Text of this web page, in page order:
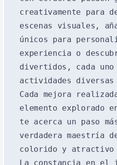
creativamente para
escenas visuales,
únicos para
experiencia o
divertidos, cada uno
actividades
Cada mejora
elemento explorado
te acerca un paso
verdadera maestría
colorido y atractivo
La constancia en el